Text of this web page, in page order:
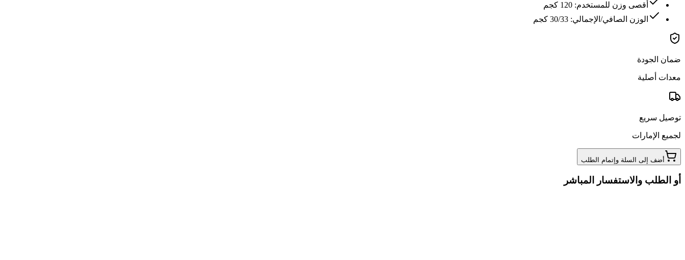
أقصى وزن للمستخدم: 120 كجم
الوزن الصافي/الإجمالي: 30/33 كجم
ضمان الجودة
معدات أصلية
توصيل سريع
لجميع الإمارات
أضف إلى السلة وإتمام الطلب
أو الطلب والاستفسار المباشر